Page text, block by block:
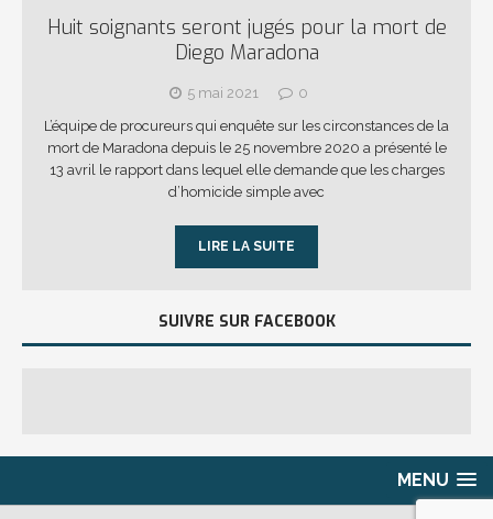
Huit soignants seront jugés pour la mort de
Diego Maradona
5 mai 2021
0
L’équipe de procureurs qui enquête sur les circonstances de la
mort de Maradona depuis le 25 novembre 2020 a présenté le
13 avril le rapport dans lequel elle demande que les charges
d’homicide simple avec
LIRE LA SUITE
SUIVRE SUR FACEBOOK
MENU